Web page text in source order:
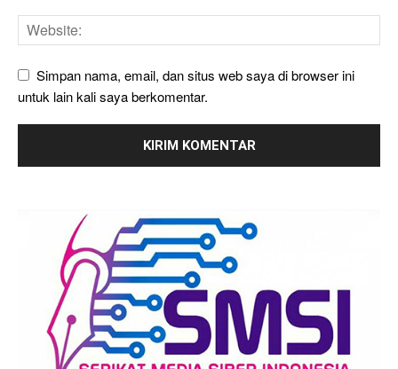
Simpan nama, email, dan situs web saya di browser ini
untuk lain kali saya berkomentar.